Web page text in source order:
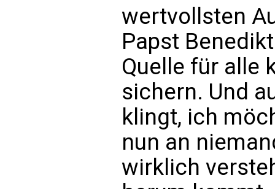
wertvollsten
Papst
Quelle für alle
sichern. Und
klingt, ich
nun an
wirklich